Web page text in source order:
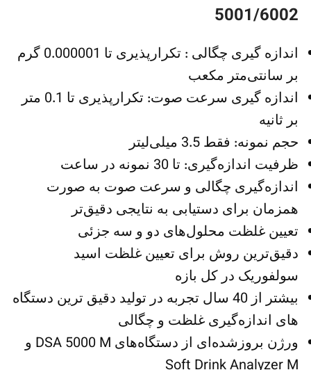
5001/6002
اندازه گیری چگالی : تکرارپذیری تا 0.000001 گرم
بر سانتی‌متر مکعب
اندازه گیری سرعت صوت: تکرارپذیری تا 0.1 متر
بر ثانیه
حجم نمونه: فقط 3.5 میلی‌لیتر
ظرفیت اندازه‌گیری: تا 30 نمونه در ساعت
اندازه‌گیری چگالی و سرعت صوت به صورت
همزمان برای دستیابی به نتایجی دقیق‌تر
تعیین غلظت محلول‌های دو و سه جزئی
دقیق‌‌ترین روش برای تعیین غلظت اسید
سولفوریک در کل بازه
بیشتر از 40 سال تجربه در تولید دقیق ترین دستگاه
های اندازه‌گیری غلظت و چگالی
ورژن بروزشده‌ای از دستگاه‌های DSA 5000 M و